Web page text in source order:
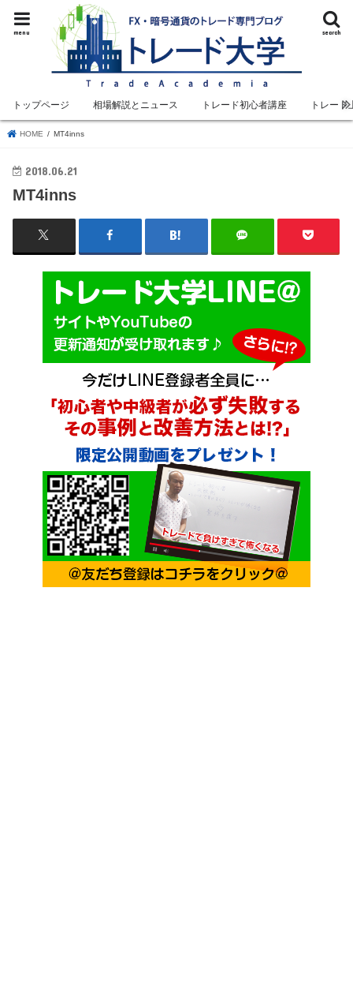
search
menu
トップページ 相場解説とニュース トレード初心者講座 トレード
HOME MT4inns
2018.06.21
MT4inns